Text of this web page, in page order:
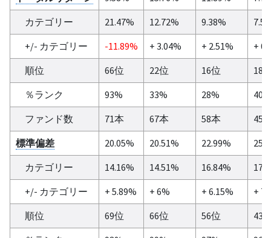
カテゴリー
21.47% 12.72% 9.38%
+/- カテゴリー
-11.89% + 3.04% + 2.51%
+
順位
66位 22位 16位
18
％ランク
93% 33% 28%
40%
ファンド数
71本 67本 58本
45
標準偏差
20.05% 20.51% 22.99%
カテゴリー
14.16% 14.51% 16.84%
+/- カテゴリー
+ 5.89% + 6% + 6.15%
+
順位
69位 66位 56位
43